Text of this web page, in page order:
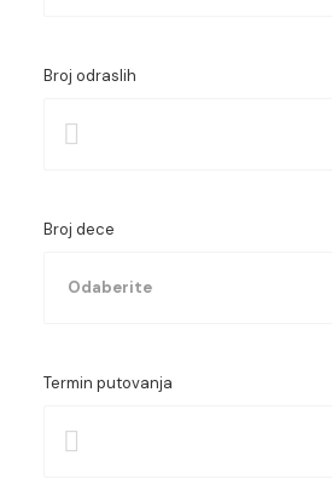
Broj odraslih
Broj dece
Termin putovanja